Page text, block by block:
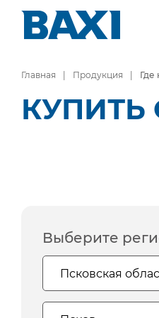
Главная Продукция Где
КУПИТЬ
Выберите